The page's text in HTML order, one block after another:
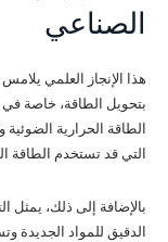
الصناعي
هذا الإنجاز العلمي
بتحويل الطاقة، خاصة في
الطاقة الحرارية
التي قد تستخدم الطاقة
بالإضافة إلى ذلك، يمثل
الدقيق للمواد الجديدة